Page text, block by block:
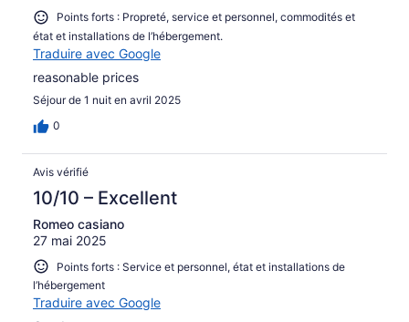
Points forts : Propreté, service et personnel, commodités et
état et installations de l’hébergement.
Traduire avec Google
reasonable prices
Séjour de 1 nuit en avril 2025
0
Avis vérifié
10/10 – Excellent
Romeo casiano
27 mai 2025
Points forts : Service et personnel, état et installations de
l’hébergement
Traduire avec Google